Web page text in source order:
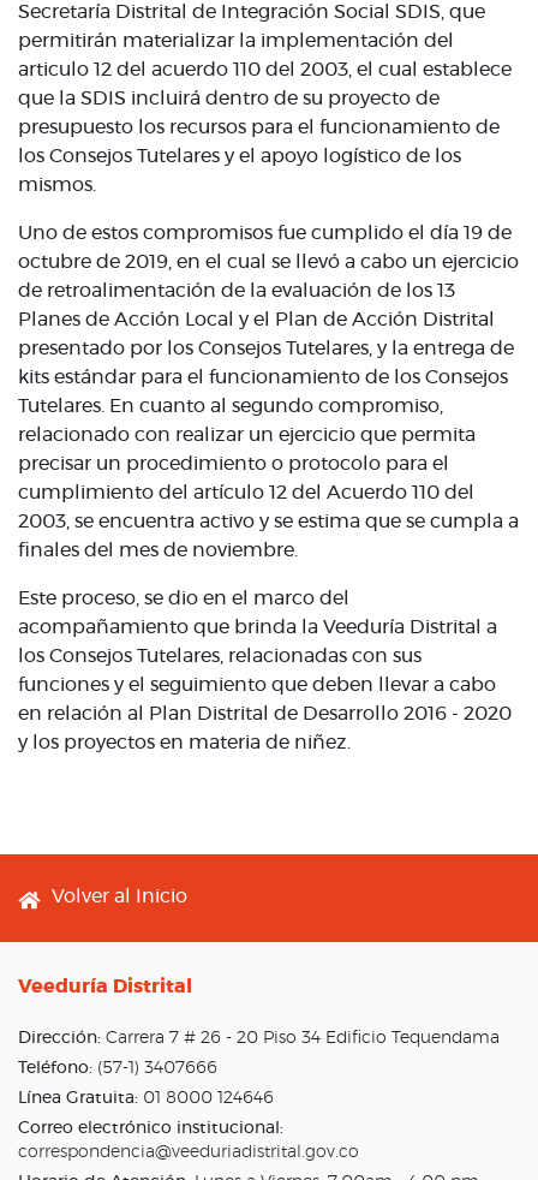
Secretaría Distrital de Integración Social SDIS, que
permitirán materializar la implementación del
articulo 12 del acuerdo 110 del 2003, el cual establece
que la SDIS incluirá dentro de su proyecto de
presupuesto los recursos para el funcionamiento de
los Consejos Tutelares y el apoyo logístico de los
mismos.
Uno de estos compromisos fue cumplido el día 19 de
octubre de 2019, en el cual se llevó a cabo un ejercicio
de retroalimentación de la evaluación de los 13
Planes de Acción Local y el Plan de Acción Distrital
presentado por los Consejos Tutelares, y la entrega de
kits estándar para el funcionamiento de los Consejos
Tutelares. En cuanto al segundo compromiso,
relacionado con realizar un ejercicio que permita
precisar un procedimiento o protocolo para el
cumplimiento del artículo 12 del Acuerdo 110 del
2003, se encuentra activo y se estima que se cumpla a
finales del mes de noviembre.
Este proceso, se dio en el marco del
acompañamiento que brinda la Veeduría Distrital a
los Consejos Tutelares, relacionadas con sus
funciones y el seguimiento que deben llevar a cabo
en relación al Plan Distrital de Desarrollo 2016 - 2020
y los proyectos en materia de niñez.
Footer menu
Volver al Inicio
Veeduría Distrital
Dirección: Carrera 7 # 26 - 20 Piso 34 Edificio Tequendama
Teléfono: (57-1) 3407666
Línea Gratuita: 01 8000 124646
Correo electrónico institucional:
correspondencia@veeduriadistrital.gov.co